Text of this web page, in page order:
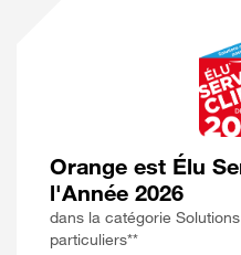
Orange est Élu
l'Année 2026
dans la catégorie
particuliers**